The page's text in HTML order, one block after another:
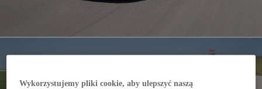
Wykorzystujemy pliki cookie, aby ulepszyć naszą